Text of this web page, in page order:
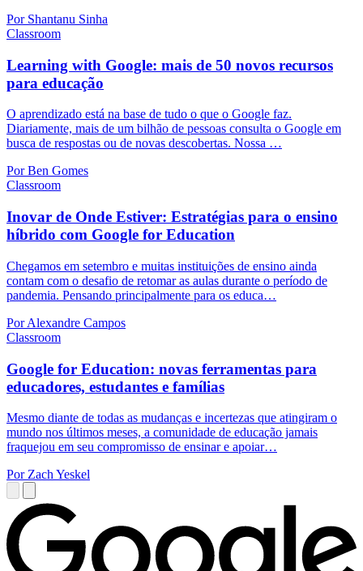
Por Shantanu Sinha
Classroom
Learning with Google: mais de 50 novos recursos
para educação
O aprendizado está na base de tudo o que o Google faz.
Diariamente, mais de um bilhão de pessoas consulta o Google em
busca de respostas ou de novas descobertas. Nossa …
Por Ben Gomes
Classroom
Inovar de Onde Estiver: Estratégias para o ensino
híbrido com Google for Education
Chegamos em setembro e muitas instituições de ensino ainda
contam com o desafio de retomar as aulas durante o período de
pandemia. Pensando principalmente para os educa…
Por Alexandre Campos
Classroom
Google for Education: novas ferramentas para
educadores, estudantes e famílias
Mesmo diante de todas as mudanças e incertezas que atingiram o
mundo nos últimos meses, a comunidade de educação jamais
fraquejou em seu compromisso de ensinar e apoiar…
Por Zach Yeskel